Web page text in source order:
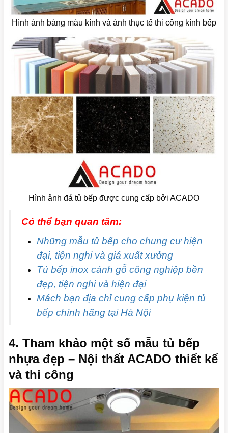
Hình ảnh bảng màu kính và ảnh thục tế thi công kính bếp
Hình ảnh đá tủ bếp được cung cấp bởi ACADO
Có thể bạn quan tâm:
Những mẫu tủ bếp cho chung cư hiện
đại, tiện nghi và giá xuất xưởng
Tủ bếp inox cánh gỗ công nghiệp bền
đẹp, tiện nghi và hiện đại
Mách bạn địa chỉ cung cấp phụ kiện tủ
bếp chính hãng tại Hà Nội
4. Tham khảo một số mẫu tủ bếp
nhựa đẹp – Nội thất ACADO thiết kế
và thi công